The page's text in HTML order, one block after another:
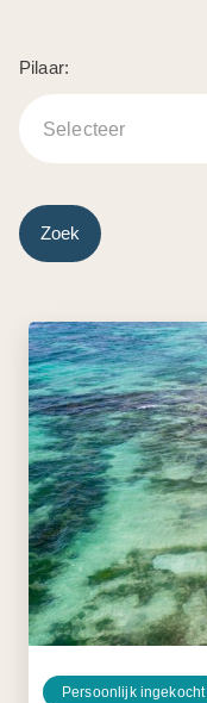
Pilaar:
Selecteer
Zoek
Persoonlijk ingekocht